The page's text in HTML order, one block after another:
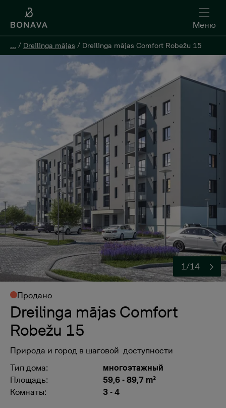
Меню
... / Dreilinga mājas / Dreilinga mājas Comfort Robežu 15
1/14
Продано
Dreilinga mājas Comfort
Robežu 15
Природа и город в шаговой доступности
Тип дома:
многоэтажный
Площадь:
59,6 - 89,7 m²
Комнаты:
3 - 4
Меню
... / Dreilinga mājas / Dreilinga mājas Comfort Robežu 15